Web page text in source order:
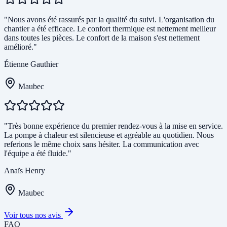
"Nous avons été rassurés par la qualité du suivi. L'organisation du
chantier a été efficace. Le confort thermique est nettement meilleur
dans toutes les pièces. Le confort de la maison s'est nettement
amélioré."
Étienne Gauthier
Maubec
"Très bonne expérience du premier rendez-vous à la mise en service.
La pompe à chaleur est silencieuse et agréable au quotidien. Nous
referions le même choix sans hésiter. La communication avec
l'équipe a été fluide."
Anaïs Henry
Maubec
Voir tous nos avis
FAQ